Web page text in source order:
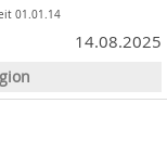
01.01.14
14.08.2025